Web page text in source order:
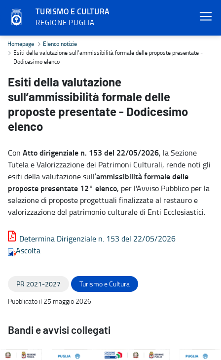
TURISMO E CULTURA
REGIONE PUGLIA
Esiti della valutazione sull’ammissibilità formale delle proposte
Homepage
Elenco notizie
Esiti della valutazione sull’ammissibilità formale delle proposte presentate -
Dodicesimo elenco
Esiti della valutazione
sull’ammissibilità formale delle
proposte presentate - Dodicesimo
elenco
Con Atto dirigenziale n. 153 del 22/05/2026, la Sezione
Tutela e Valorizzazione dei Patrimoni Culturali, rende noti gli
esiti della valutazione sull’ammissibilità formale delle
proposte presentate 12° elenco, per l'Avviso Pubblico per la
selezione di proposte progettuali finalizzate al restauro e
valorizzazione del patrimonio culturale di Enti Ecclesiastici.
Determina Dirigenziale n. 153 del 22/05/2026
Ascolta
PR 2021-2027
Turismo e Cultura
Pubblicato il 25 maggio 2026
Bandi e avvisi collegati